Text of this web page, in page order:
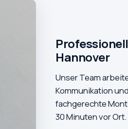
Hannover
Unser Team
Kommunikation
fachgerechte
30 Minuten vor Ort.